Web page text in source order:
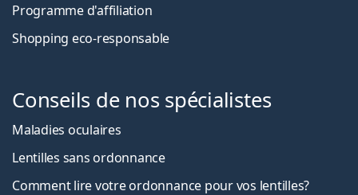
Programme d'affiliation
Shopping eco-responsable
Conseils de nos spécialistes
Maladies oculaires
Lentilles sans ordonnance
Comment lire votre ordonnance pour vos lentilles?